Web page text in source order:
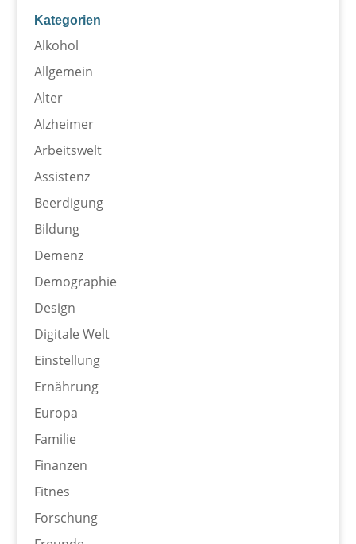
Kategorien
Alkohol
Allgemein
Alter
Alzheimer
Arbeitswelt
Assistenz
Beerdigung
Bildung
Demenz
Demographie
Design
Digitale Welt
Einstellung
Ernährung
Europa
Familie
Finanzen
Fitnes
Forschung